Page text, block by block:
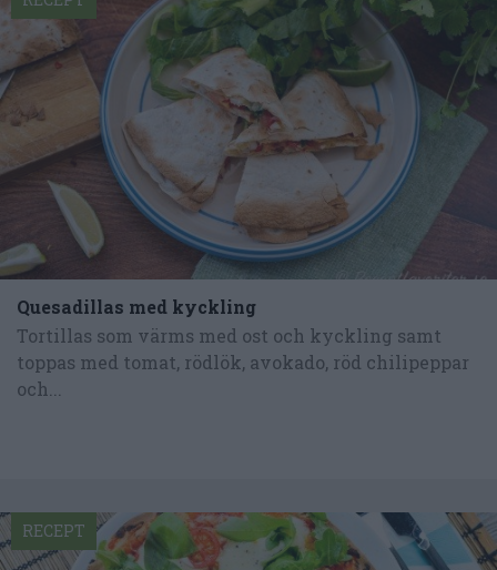
Quesadillas med kyckling
Tortillas som värms med ost och kyckling samt
toppas med tomat, rödlök, avokado, röd chilipeppar
och...
RECEPT